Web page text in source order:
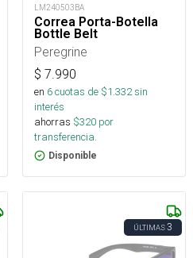
LM240503BA
Correa Porta-Botella
Bottle Belt
Peregrine
$ 7.990
en 6cuotas de $1.332sin
interés
ahorras $320 por
transferencia.
Disponible
ÚLTIMAS3